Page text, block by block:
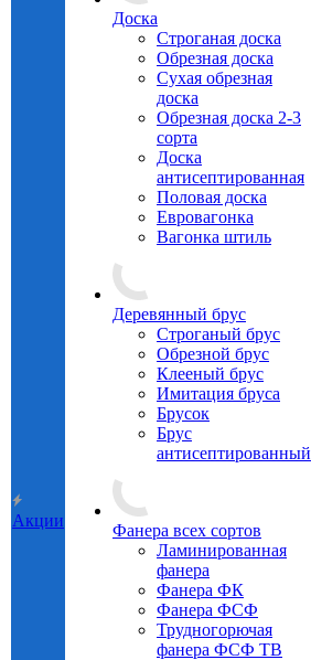
Акции
Доска
Строганая доска
Обрезная доска
Сухая обрезная
доска
Обрезная доска 2-3
сорта
Доска
антисептированная
Половая доска
Евровагонка
Вагонка штиль
Деревянный брус
Строганый брус
Обрезной брус
Клееный брус
Имитация бруса
Брусок
Брус
антисептированный
Фанера всех сортов
Ламинированная
фанера
Фанера ФК
Фанера ФСФ
Трудногорючая
фанера ФСФ ТВ